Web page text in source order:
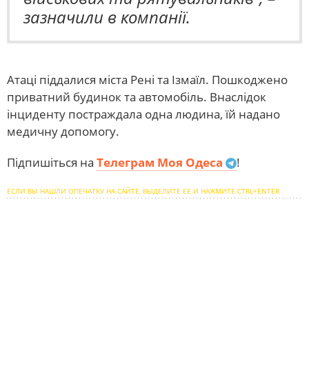
зазначили в компанії.
Атаці піддалися міста Рені та Ізмаїл. Пошкоджено
приватний будинок та автомобіль. Внаслідок
інциденту постраждала одна людина, їй надано
медичну допомогу.
Підпишіться на Телеграм Моя Одеса !
ЕСЛИ ВЫ НАШЛИ ОПЕЧАТКУ НА САЙТЕ, ВЫДЕЛИТЕ ЕЕ И НАЖМИТЕ CTRL+ENTER